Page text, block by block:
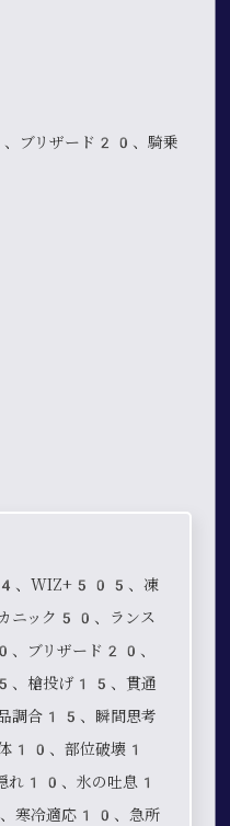
リザード20、騎乗
、WIZ+505、凍
ック50、ランス
ブリザード20、
、槍投げ15、貫通
調合15、瞬間思考
10、部位破壊1
れ10、氷の吐息1
寒冷適応10、急所